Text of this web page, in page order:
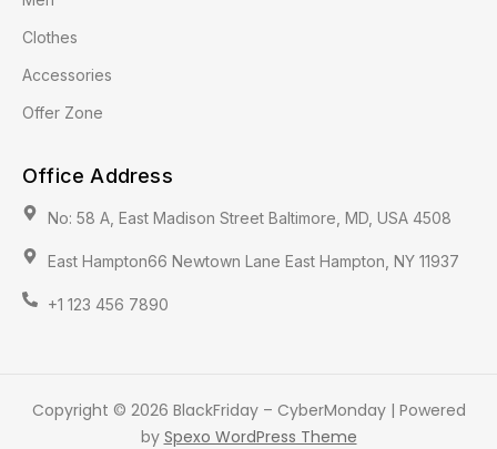
Clothes
Accessories
Offer Zone
Office Address
No: 58 A, East Madison Street Baltimore, MD, USA 4508
East Hampton66 Newtown Lane East Hampton, NY 11937
+1 123 456 7890
Copyright © 2026 BlackFriday – CyberMonday | Powered
by Spexo WordPress Theme